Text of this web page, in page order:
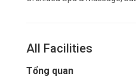
All Facilities
Tổng quan